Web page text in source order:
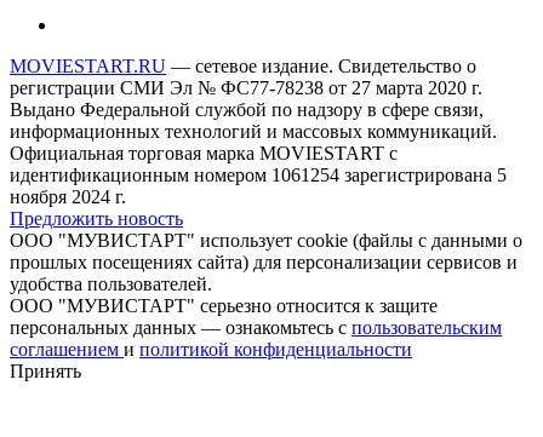
MOVIESTART.RU — сетевое издание. Свидетельство о
регистрации СМИ Эл № ФС77-78238 от 27 марта 2020 г.
Выдано Федеральной службой по надзору в сфере связи,
информационных технологий и массовых коммуникаций.
Официальная торговая марка MOVIESTART с
идентификационным номером 1061254 зарегистрирована 5
ноября 2024 г.
Предложить новость
ООО "МУВИСТАРТ" использует cookie (файлы с данными о
прошлых посещениях сайта) для персонализации сервисов и
удобства пользователей.
ООО "МУВИСТАРТ" серьезно относится к защите
персональных данных — ознакомьтесь с пользовательским
соглашением и политикой конфиденциальности
Принять